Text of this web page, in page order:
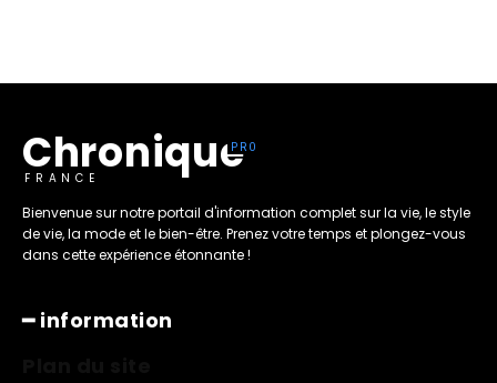
Chronique
FRANCE
Bienvenue sur notre portail d'information complet sur la vie, le style
de vie, la mode et le bien-être. Prenez votre temps et plongez-vous
dans cette expérience étonnante !
━ information